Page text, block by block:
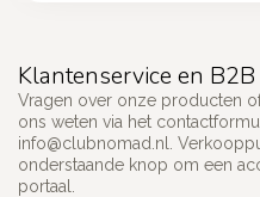
Klantenservice en B2B
Vragen over onze producten
ons weten via het
info@clubnomad.nl
.
onderstaande knop om een
portaal.